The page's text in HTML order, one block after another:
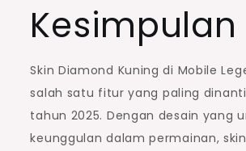
Kesimpulan
Skin Diamond Kuning di Mobile
salah satu fitur yang paling
tahun 2025. Dengan desain yang
keunggulan dalam permainan,